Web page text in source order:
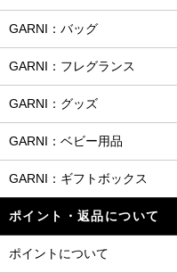
GARNI：バッグ
GARNI：フレグランス
GARNI：グッズ
GARNI：ベビー用品
GARNI：ギフトボックス
ポイント・返品について
ポイントについて